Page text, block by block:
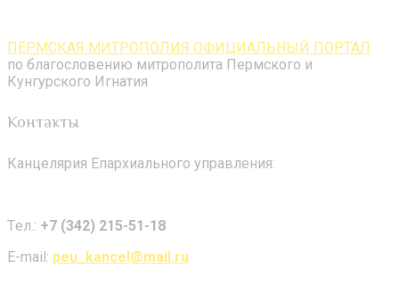
ПЕРМСКАЯ МИТРОПОЛИЯ ОФИЦИАЛЬНЫЙ ПОРТАЛ
по благословению митрополита Пермского и
Кунгурского Игнатия
Контакты
Канцелярия Епархиального управления:
Tел.: +7 (342) 215-51-18
E-mail: peu_kancel@mail.ru